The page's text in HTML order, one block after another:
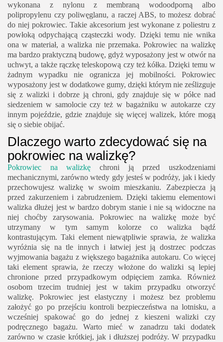
wykonana z nylonu z membraną wodoodporną albo
polipropylenu czy poliwęglanu, a raczej ABS, to możesz dobrać
do niej pokrowiec. Takie akcesorium jest wykonane z poliestru z
powłoką odpychającą cząsteczki wody. Dzięki temu nie wnika
ona w materiał, a walizka nie przemaka. Pokrowiec na walizkę
ma bardzo praktyczną budowę, gdyż wyposażony jest w otwór na
uchwyt, a także rączkę teleskopową czy też kółka. Dzięki temu w
żadnym wypadku nie ogranicza jej mobilności. Pokrowiec
wyposażony jest w dodatkowe gumy, dzięki którym nie ześlizguje
się z walizki i dobrze ją chroni, gdy znajduje się w półce nad
siedzeniem w samolocie czy też w bagażniku w autokarze czy
innym pojeździe, gdzie znajduje się więcej walizek, które mogą
się o siebie obijać.
Dlaczego warto zdecydować się na
pokrowiec na walizkę?
Pokrowiec na walizkę chroni ją przed uszkodzeniami
mechanicznymi, zarówno wtedy gdy jesteś w podróży, jak i kiedy
przechowujesz walizkę w swoim mieszkaniu. Zabezpiecza ją
przed zakurzeniem i zabrudzeniem. Dzięki takiemu elementowi
walizka dłużej jest w bardzo dobrym stanie i nie są widoczne na
niej choćby zarysowania. Pokrowiec na walizkę może być
utrzymany w tym samym kolorze co walizka bądź
kontrastującym. Taki element niewątpliwie sprawia, że walizka
wyróżnia się na tle innych i łatwiej jest ją dostrzec podczas
wyjmowania bagażu z większego bagażnika autokaru. Co więcej
taki element sprawia, że rzeczy włożone do walizki są lepiej
chronione przed przypadkowym odpięciem zamka. Również
osobom trzecim trudniej jest w takim przypadku otworzyć
walizkę. Pokrowiec jest elastyczny i możesz bez problemu
założyć go po przejściu kontroli bezpieczeństwa na lotnisku, a
wcześniej spakować go do jednej z kieszeni walizki czy
podręcznego bagażu. Warto mieć w zanadrzu taki dodatek
zarówno w czasie krótkiej, jak i dłuższej podróży. W przypadku